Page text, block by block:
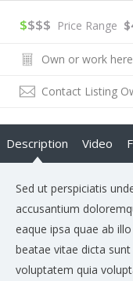
$$$$ Price Range
Own or work
Contact Listing
Description Video
Sed ut perspiciatis
accusantium
eaque ipsa quae ab
beatae vitae dicta
voluptatem quia